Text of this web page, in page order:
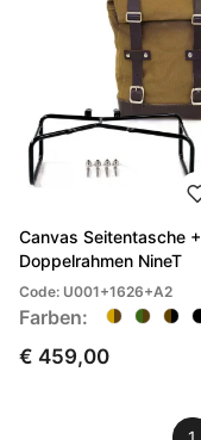
Canvas Seitentasche +
Doppelrahmen NineT
Code: U001+1626+A2
Farben:
€ 459,00